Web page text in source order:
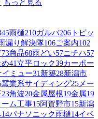
もっと見る
雨樋210ガルバ206 トピッ
漏り解決隊106ご案内102
73商品68雨どい57ニチハ57
41 立平ロック39カーポー
イミュー31 新築28新潟市
窯業系サイディング25 メー
23角波20金属屋根19金属19
ーム工事15阿賀野市15新潟
14パナソニック雨樋14イベ